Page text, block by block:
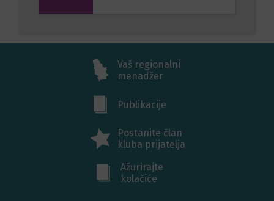
Vaš regionalni
menadžer
Publikacije
Postanite član
kluba prijatelja
Ažurirajte
kolačiće